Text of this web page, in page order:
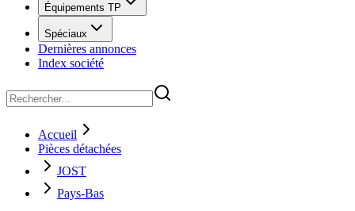
Équipements TP
Spéciaux
Dernières annonces
Index société
Accueil
Pièces détachées
JOST
Pays-Bas